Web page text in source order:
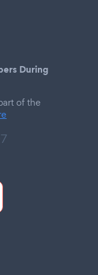
During
of the